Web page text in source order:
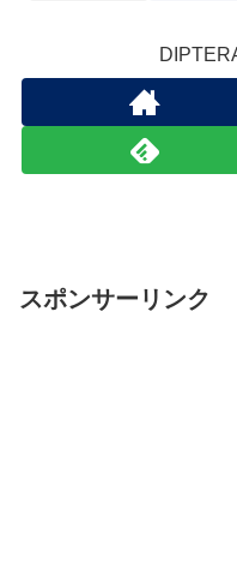
スポンサーリンク